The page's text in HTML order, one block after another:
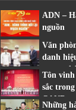
ADN –
nguồn
Văn
danh
trang
Tôn vinh
sắc
CAND
Những